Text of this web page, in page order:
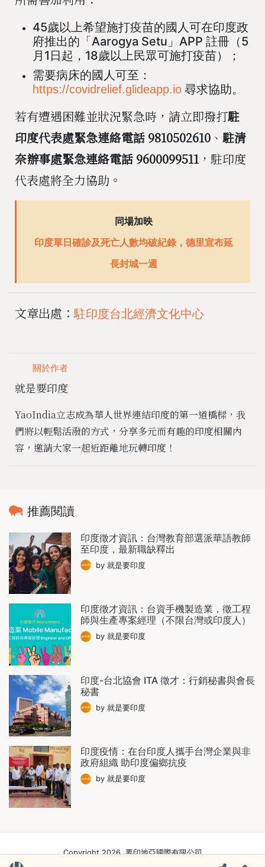
45歲以上希望施打疫苗的國人可在印度政
府推出的「Aarogya Setu」APP 註冊（5
月1日起，18歲以上民眾可施打疫苗）；
需要病床的國人可至：
https://covidrelief.glideapp.io 尋求協助。
若有遭遇困難並狀況緊急時，請立即撥打駐
印度代表處緊急連絡電話 9810502610 、 駐清
奈辦事處緊急連絡電話 9600099511 ，駐印度
代表處將全力協助。
同場加映
印度單日確診及死亡人數均破紀錄，德里宣布延
長封城一週
文章出處： 駐印度台北經濟文化中心
關於作者
就是要印度
YaoIndia立志成為華人世界連結印度的第一道橋樑，我
們將以輕鬆活潑的方式，分享多元而有趣的印度相關內
容，邀請大家一起近距離地玩轉印度！
推薦閱讀
印度徵才資訊：台灣教育部選派華語教師
至印度，最新職缺釋出
by 就是要印度
印度徵才資訊：台資手機製造業，徵工程
師與生產專案經理（不限台灣或印度人）
by 就是要印度
印度-台北協會 ITA 徵才：行銷秘書與會長
秘書
by 就是要印度
印度疫情：在台印度人攜手台灣企業與非
政府組織 助印度偏鄉抗疫
by 就是要印度
Copyright 2026. 要印地亞國際有限公司